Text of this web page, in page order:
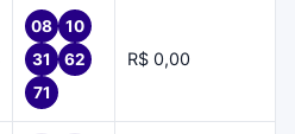
08
10
31
62
71
R$ 0,00